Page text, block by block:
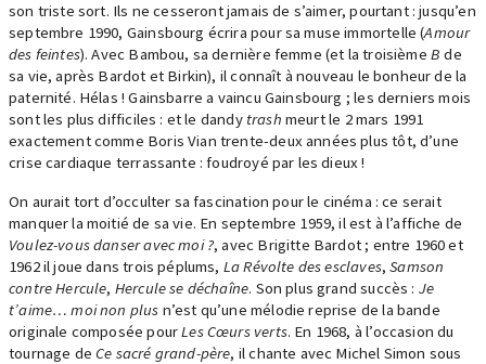
son triste sort. Ils ne cesseront jamais de s’aimer, pourtant : jusqu’en
septembre 1990, Gainsbourg écrira pour sa muse immortelle (Amour
des feintes). Avec Bambou, sa dernière femme (et la troisième B de
sa vie, après Bardot et Birkin), il connaît à nouveau le bonheur de la
paternité. Hélas ! Gainsbarre a vaincu Gainsbourg ; les derniers mois
sont les plus difficiles : et le dandy trash meurt le 2 mars 1991
exactement comme Boris Vian trente-deux années plus tôt, d’une
crise cardiaque terrassante : foudroyé par les dieux !
On aurait tort d’occulter sa fascination pour le cinéma : ce serait
manquer la moitié de sa vie. En septembre 1959, il est à l’affiche de
Voulez-vous danser avec moi ?, avec Brigitte Bardot ; entre 1960 et
1962 il joue dans trois péplums, La Révolte des esclaves,Samson
contre Hercule, Hercule se déchaîne. Son plus grand succès : Je
t’aime… moi non plus n’est qu’une mélodie reprise de la bande
originale composée pourLes Cœurs verts. En 1968, à l’occasion du
tournage deCe sacré grand-père, il chante avec Michel Simon sous